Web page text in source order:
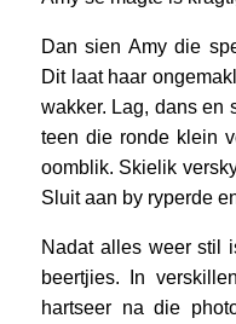
Dan sien Amy die
Dit laat haar
wakker. Lag, dans en
teen die ronde klein
oomblik. Skielik
Sluit aan by ryperde
Nadat alles weer stil
beertjies. In
hartseer na die